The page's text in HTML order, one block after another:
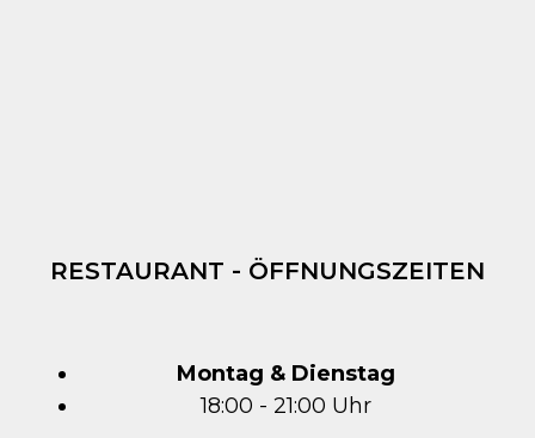
RESTAURANT - ÖFFNUNGSZEITEN
Montag & Dienstag
18:00 - 21:00 Uhr